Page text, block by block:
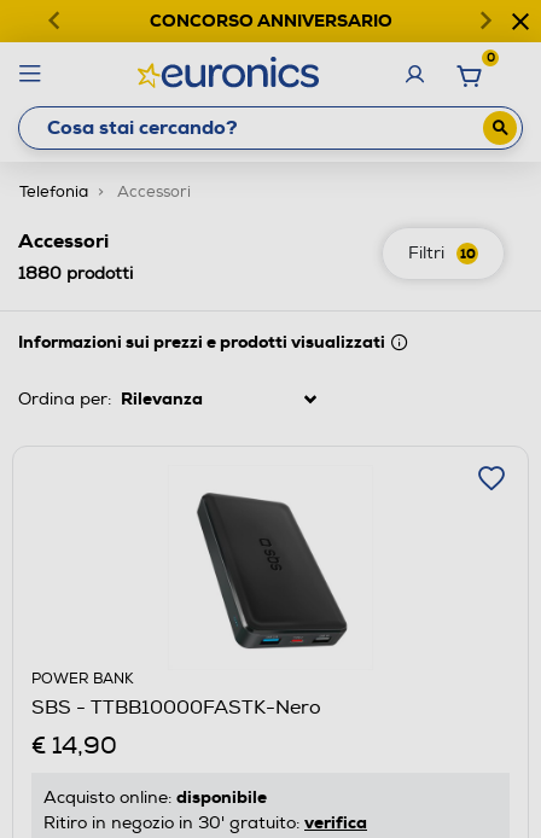
CONCORSO ANNIVERSARIO
0
Telefonia Accessori
Filtri 10
Accessori
1880 prodotti
Informazioni sui prezzi e prodotti visualizzati
Ordina per:
POWER BANK
SBS - TTBB10000FASTK-Nero
€ 14,90
Acquisto online: disponibile
Ritiro in negozio in 30' gratuito: verifica